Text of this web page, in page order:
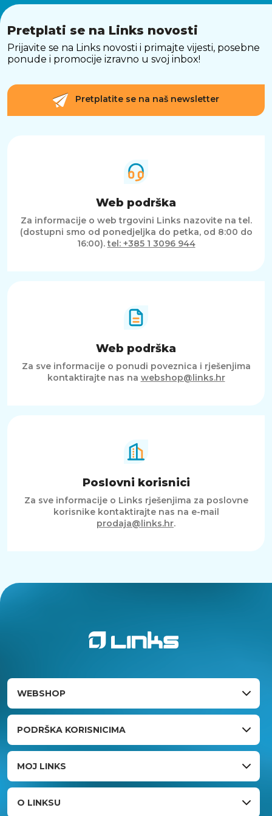
ZAKLJUČAK
koji kombinira impresivan zaslon, snažne
performanse i dugotrajnu bateriju u
elegantnom i prijenosnom dizajnu. Idealan je
za korisnike koji traže pouzdan uređaj za rad,
za uloženi
Pretplati se na Links novosti
Prijavite se na Links novosti i primajte vijesti, posebne
ponude i promocije izravno u svoj inbox!
Pretplatite se na naš newsletter
Web podrška
Za informacije o web trgovini Links nazovite na tel.
(dostupni smo od ponedjeljka do petka, od 8:00 do
16:00).tel: +385 1 3096 944
Web podrška
Za sve informacije o ponudi poveznica i rješenjima
kontaktirajte nas na webshop@links.hr
Poslovni korisnici
Za sve informacije o Links rješenjima za poslovne
korisnike kontaktirajte nas na e-mail
prodaja@links.hr.
WEBSHOP
PODRŠKA KORISNICIMA
MOJ LINKS
O LINKSU